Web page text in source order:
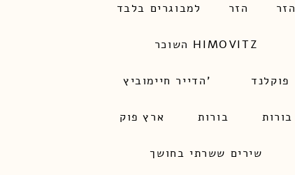
למבוגרים בלבד הזר הזר
השוכר HIMOVITZ
הדייר חיימוביץ' פוקלנד
ארץ פוק בורות בורות
שירים ששרתי בחושך